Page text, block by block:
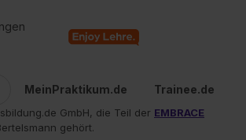
Informationen:
MeinPraktikum.de Trainee.de
GmbH, die Teil der EMBRACE
gehört.